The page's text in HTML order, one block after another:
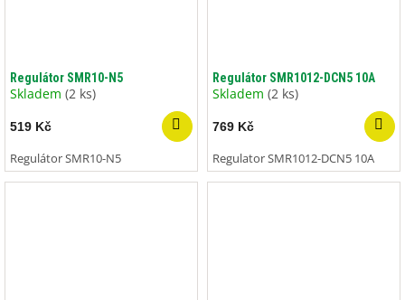
Regulátor SMR10-N5
Skladem (2 ks)
519 Kč
Regulátor SMR10-N5
Regulátor SMR1012-DCN5 10A
Skladem (2 ks)
769 Kč
Regulator SMR1012-DCN5 10A